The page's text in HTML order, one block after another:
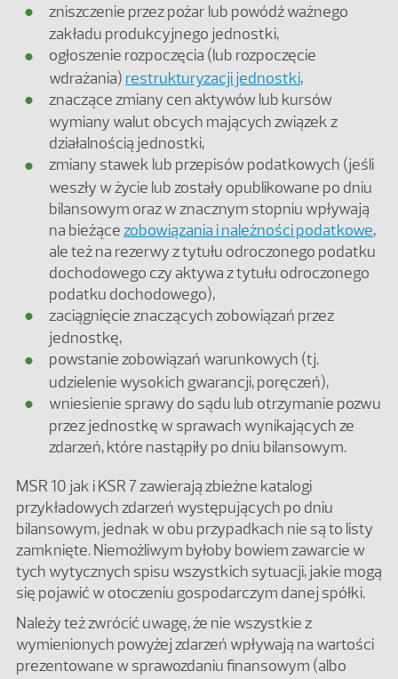
zniszczenie przez pożar lub powódź ważnego
zakładu produkcyjnego jednostki,
ogłoszenie rozpoczęcia (lub rozpoczęcie
wdrażania) restrukturyzacji jednostki,
znaczące zmiany cen aktywów lub kursów
wymiany walut obcych mających związek z
działalnością jednostki,
zmiany stawek lub przepisów podatkowych (jeśli
weszły w życie lub zostały opublikowane po dniu
bilansowym oraz w znacznym stopniu wpływają
na bieżącezobowiązania i należności podatkowe,
ale też na rezerwy z tytułu odroczonego podatku
dochodowego czy aktywa z tytułu odroczonego
podatku dochodowego),
zaciągnięcie znaczących zobowiązań przez
jednostkę,
powstanie zobowiązań warunkowych (tj.
udzielenie wysokich gwarancji, poręczeń),
wniesienie sprawy do sądu lub otrzymanie pozwu
przez jednostkę w sprawach wynikających ze
zdarzeń, które nastąpiły po dniu bilansowym.
MSR 10 jak i KSR 7 zawierają zbieżne katalogi
przykładowych zdarzeń występujących po dniu
bilansowym, jednak w obu przypadkach nie są to listy
zamknięte. Niemożliwym byłoby bowiem zawarcie w
tych wytycznych spisu wszystkich sytuacji, jakie mogą
się pojawić w otoczeniu gospodarczym danej spółki.
Należy też zwrócić uwagę, że nie wszystkie z
wymienionych powyżej zdarzeń wpływają na wartości
prezentowane w sprawozdaniu finansowym (albo